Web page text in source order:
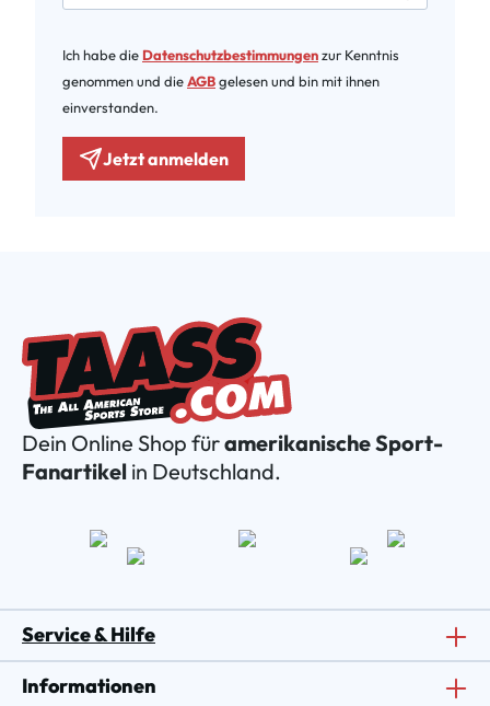
Ich habe die Datenschutzbestimmungenzur Kenntnis
genommen und dieAGBgelesen und bin mit ihnen
einverstanden.
Jetzt anmelden
Dein Online Shop füramerikanische Sport-
Fanartikel in Deutschland.
Service & Hilfe
Informationen